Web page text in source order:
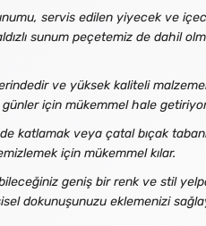
servis edilen yiyecek ve
sunum peçetemiz de dahil
ve yüksek kaliteli
günler için mükemmel hale
katlamak veya çatal bıçak
için mükemmel kılar.
geniş bir renk ve stil
dokunuşunuzu eklemenizi